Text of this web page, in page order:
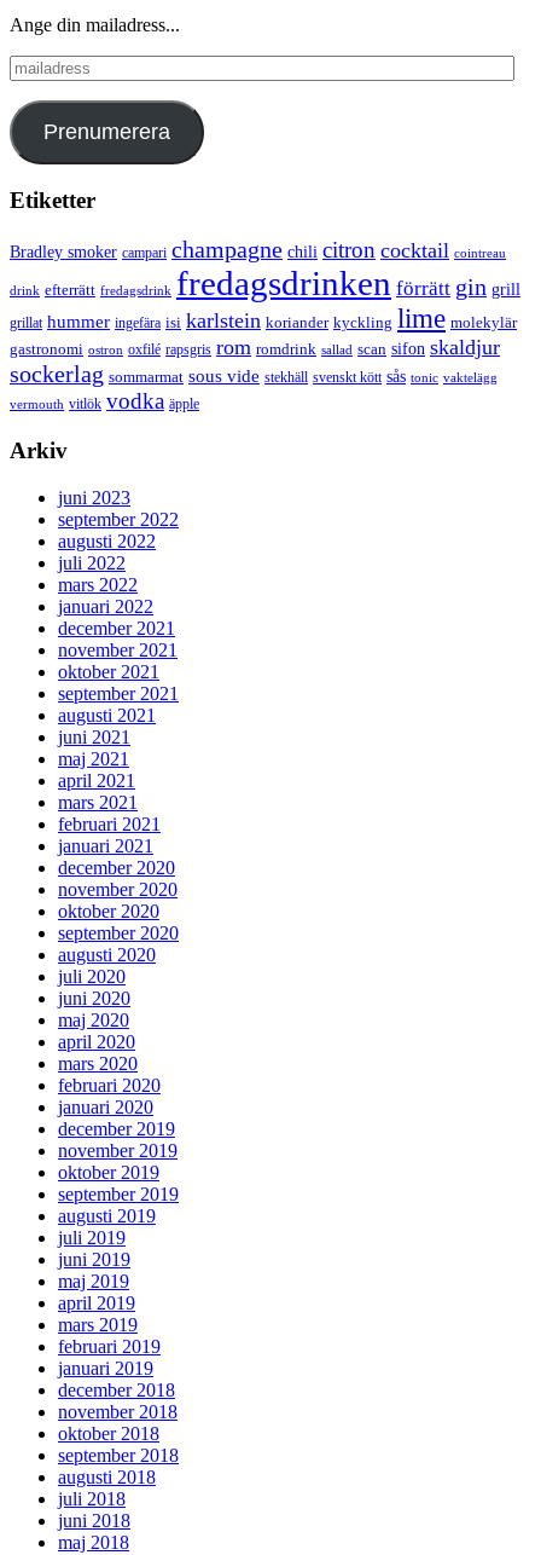
Ange din mailadress...
mailadress
Prenumerera
Etiketter
Bradley smoker campari champagne chili citron cocktail cointreau
drink efterrätt fredagsdrink fredagsdrinken förrätt gin grill
grillat hummer ingefära isi karlstein koriander kyckling lime molekylär
gastronomi ostron oxfilé rapsgris rom romdrink sallad scan sifon skaldjur
sockerlag sommarmat sous vide stekhäll svenskt kött sås tonic vaktelägg
vermouth vitlök vodka äpple
Arkiv
juni 2023
september 2022
augusti 2022
juli 2022
mars 2022
januari 2022
december 2021
november 2021
oktober 2021
september 2021
augusti 2021
juni 2021
maj 2021
april 2021
mars 2021
februari 2021
januari 2021
december 2020
november 2020
oktober 2020
september 2020
augusti 2020
juli 2020
juni 2020
maj 2020
april 2020
mars 2020
februari 2020
januari 2020
december 2019
november 2019
oktober 2019
september 2019
augusti 2019
juli 2019
juni 2019
maj 2019
april 2019
mars 2019
februari 2019
januari 2019
december 2018
november 2018
oktober 2018
september 2018
augusti 2018
juli 2018
juni 2018
maj 2018